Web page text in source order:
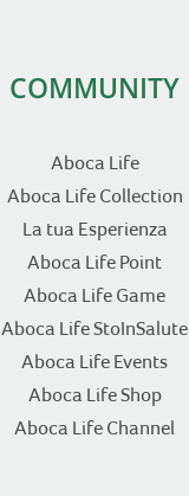
COMMUNITY
Aboca Life
Aboca Life Collection
La tua Esperienza
Aboca Life Point
Aboca Life Game
Aboca Life StoInSalute
Aboca Life Events
Aboca Life Shop
Aboca Life Channel